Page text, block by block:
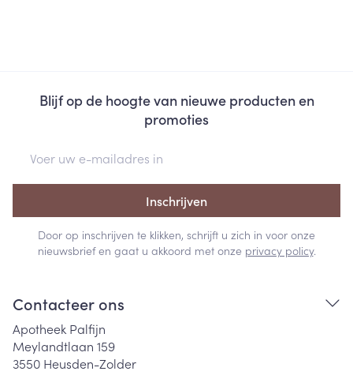
Blijf op de hoogte van nieuwe producten en
promoties
Inschrijven
Door op inschrijven te klikken, schrijft u zich in voor onze
nieuwsbrief en gaat u akkoord met onze privacy policy.
Contacteer ons
Apotheek Palfijn
Meylandtlaan 159
3550 Heusden-Zolder